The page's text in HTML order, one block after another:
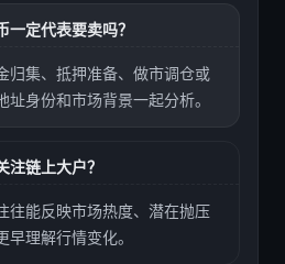
定代表要卖吗？
归集、抵押准备、做市调仓或
址身份和市场背景一起分析。
注链上大户？
往能反映市场热度、潜在抛压
理解行情变化。